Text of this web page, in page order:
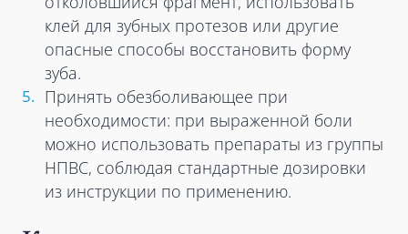
клей для зубных протезов или другие
опасные способы восстановить форму
зуба.
Принять обезболивающее при
необходимости: при выраженной боли
можно использовать препараты из группы
НПВС, соблюдая стандартные дозировки
из инструкции по применению.